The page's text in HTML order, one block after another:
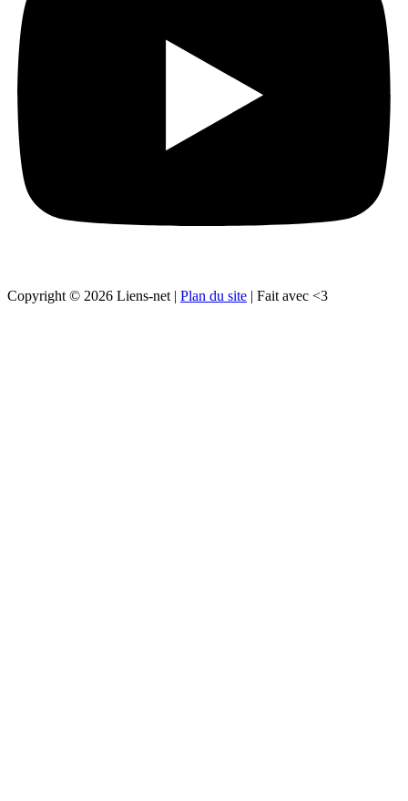
Copyright © 2026 Liens-net | Plan du site | Fait avec <3